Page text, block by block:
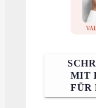
MIT
FÜR